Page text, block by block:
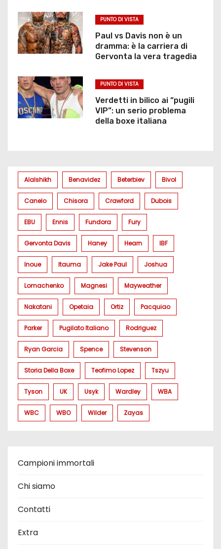
i
c
l
i
PUNTO DI VISTA
Paul vs Davis non è un
dramma: è la carriera di
Gervonta la vera tragedia
PUNTO DI VISTA
Verdetti in bilico ai “pugili
VIP”: un serio problema
della boxe italiana
Alalshikh Benavidez Beterbiev Bivol
Canelo Chisora Crawford Dubois
EBU Ennis Fundora Fury
Gervonta Davis Haney Hearn IBF
Inoue Itauma Jake Paul Joshua
Lomachenko Magnesi Mayweather
Nakatani Opetaia Ortiz Pacquiao
Parker Pugilato Italiano Rodriguez
Ryan Garcia Spence Stevenson
Storia Della Boxe Teofimo Lopez Tszyu
Tyson UK Usyk Wardley WBA
WBC WBO Wilder Zayas
Campioni immortali
Chi siamo
Contatti
Extra